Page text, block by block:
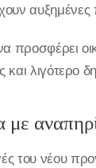
προσφέρει
και λιγότερο
με
του νέου